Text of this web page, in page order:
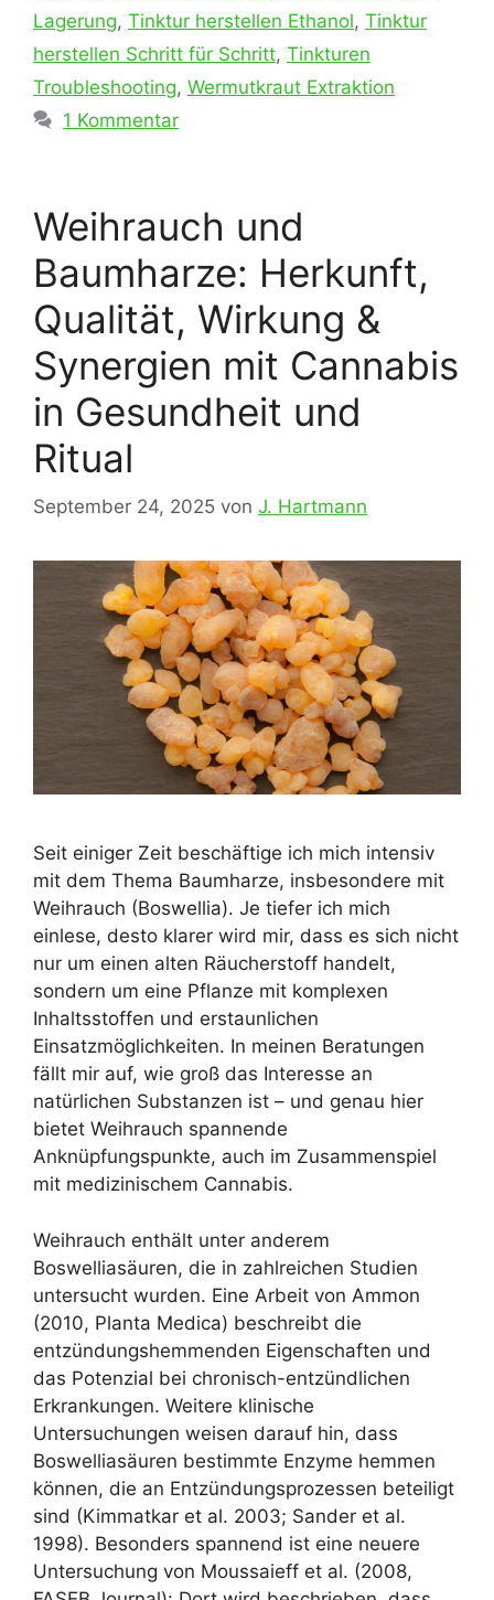
Lagerung, Tinktur herstellen Ethanol, Tinktur
herstellen Schritt für Schritt, Tinkturen
Troubleshooting, Wermutkraut Extraktion
1 Kommentar
Weihrauch und
Baumharze: Herkunft,
Qualität, Wirkung &
Synergien mit Cannabis
in Gesundheit und
Ritual
September 24, 2025 von J. Hartmann
Seit einiger Zeit beschäftige ich mich intensiv
mit dem Thema Baumharze, insbesondere mit
Weihrauch (Boswellia). Je tiefer ich mich
einlese, desto klarer wird mir, dass es sich nicht
nur um einen alten Räucherstoff handelt,
sondern um eine Pflanze mit komplexen
Inhaltsstoffen und erstaunlichen
Einsatzmöglichkeiten. In meinen Beratungen
fällt mir auf, wie groß das Interesse an
natürlichen Substanzen ist – und genau hier
bietet Weihrauch spannende
Anknüpfungspunkte, auch im Zusammenspiel
mit medizinischem Cannabis.
Weihrauch enthält unter anderem
Boswelliasäuren, die in zahlreichen Studien
untersucht wurden. Eine Arbeit von Ammon
(2010, Planta Medica) beschreibt die
entzündungshemmenden Eigenschaften und
das Potenzial bei chronisch-entzündlichen
Erkrankungen. Weitere klinische
Untersuchungen weisen darauf hin, dass
Boswelliasäuren bestimmte Enzyme hemmen
können, die an Entzündungsprozessen beteiligt
sind (Kimmatkar et al. 2003; Sander et al.
1998). Besonders spannend ist eine neuere
Untersuchung von Moussaieff et al. (2008,